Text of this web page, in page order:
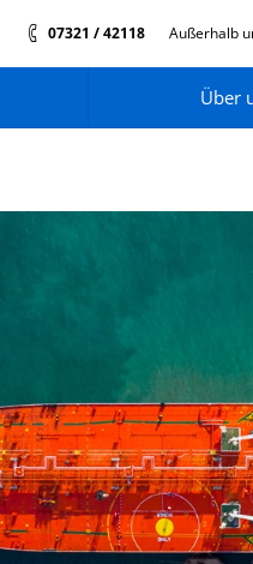
07321 / 42118 Außerhalb
Über